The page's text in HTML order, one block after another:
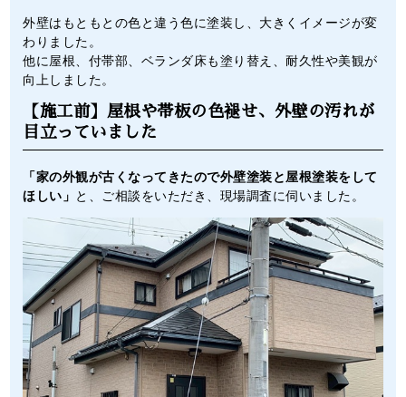
外壁はもともとの色と違う色に塗装し、大きくイメージが変
わりました。
他に屋根、付帯部、ベランダ床も塗り替え、耐久性や美観が
向上しました。
【施工前】屋根や帯板の色褪せ、外壁の汚れが
目立っていました
「家の外観が古くなってきたので外壁塗装と屋根塗装をして
ほしい」 と、ご相談をいただき、現場調査に伺いました。